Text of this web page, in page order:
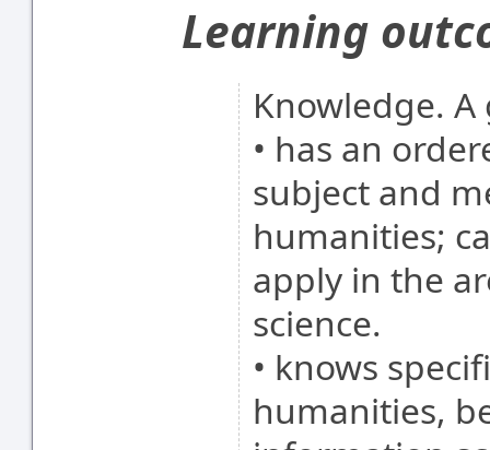
Learning
Knowledge.
• has an
subject and
humanities;
apply in the
science.
• knows
humanities,